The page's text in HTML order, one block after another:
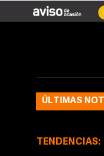
ÚLTIMAS
TENDENCIAS: